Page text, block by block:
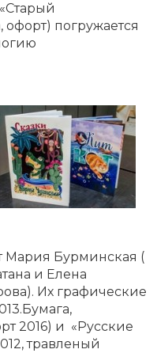
офорт) погружается
Мария Бурминская (
и Елена
Их графические
2016) и «Русские
травленый